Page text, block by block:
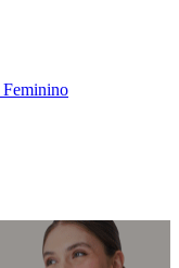
Feminino